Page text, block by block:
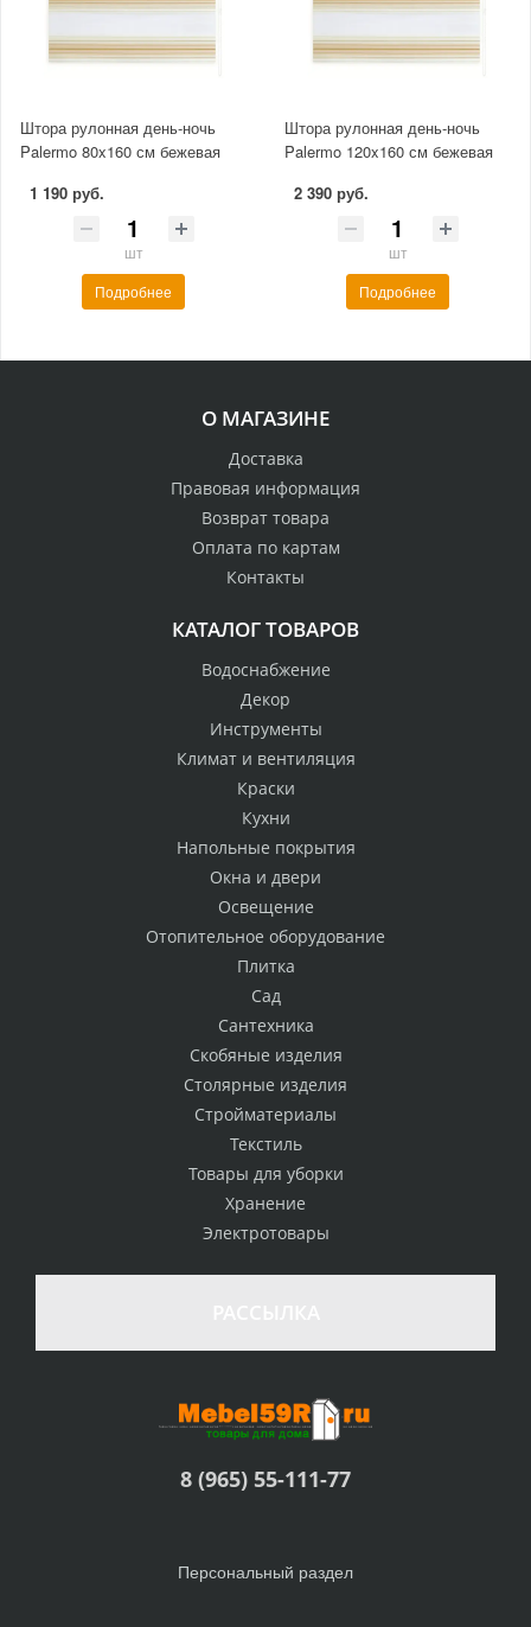
Штора рулонная день-ночь
Palermo 80x160 см бежевая
1 190 руб.
шт
Подробнее
Штора рулонная день-ночь
Palermo 120x160 см бежевая
2 390 руб.
шт
Подробнее
О МАГАЗИНЕ
Доставка
Правовая информация
Возврат товара
Оплата по картам
Контакты
КАТАЛОГ ТОВАРОВ
Водоснабжение
Декор
Инструменты
Климат и вентиляция
Краски
Кухни
Напольные покрытия
Окна и двери
Освещение
Отопительное оборудование
Плитка
Сад
Сантехника
Скобяные изделия
Столярные изделия
Стройматериалы
Текстиль
Товары для уборки
Хранение
Электротовары
8 (965) 55-111-77
Персональный раздел